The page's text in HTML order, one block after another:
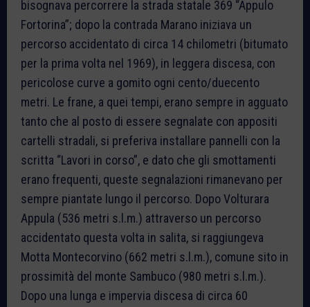
bisognava percorrere la strada statale 369 “Appulo
Fortorina”; dopo la contrada Marano iniziava un
percorso accidentato di circa 14 chilometri (bitumato
per la prima volta nel 1969), in leggera discesa, con
pericolose curve a gomito ogni cento/duecento
metri. Le frane, a quei tempi, erano sempre in agguato
tanto che al posto di essere segnalate con appositi
cartelli stradali, si preferiva installare pannelli con la
scritta “Lavori in corso”, e dato che gli smottamenti
erano frequenti, queste segnalazioni rimanevano per
sempre piantate lungo il percorso. Dopo Volturara
Appula (536 metri s.l.m.) attraverso un percorso
accidentato questa volta in salita, si raggiungeva
Motta Montecorvino (662 metri s.l.m.), comune sito in
prossimità del monte Sambuco (980 metri s.l.m.).
Dopo una lunga e impervia discesa di circa 60